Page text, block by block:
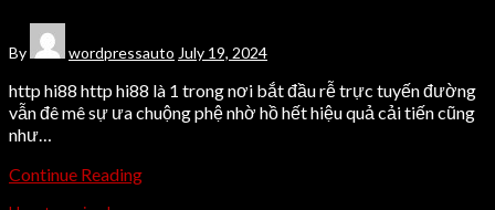
By wordpressauto July 19, 2024
http hi88 http hi88 là 1 trong nơi bắt đầu rễ trực tuyến đường
vẫn đê mê sự ưa chuộng phệ nhờ hồ hết hiệu quả cải tiến cũng
như…
Continue Reading